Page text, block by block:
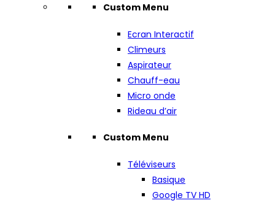
Custom Menu
Ecran Interactif
Climeurs
Aspirateur
Chauff-eau
Micro onde
Rideau d’air
Custom Menu
Téléviseurs
Basique
Google TV HD